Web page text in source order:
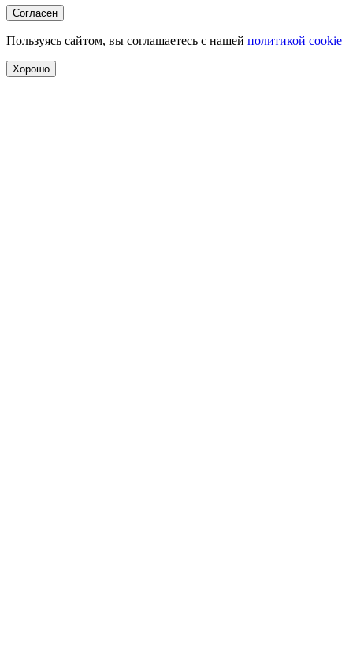
Согласен
Пользуясь сайтом, вы соглашаетесь с нашей политикой cookie
Хорошо